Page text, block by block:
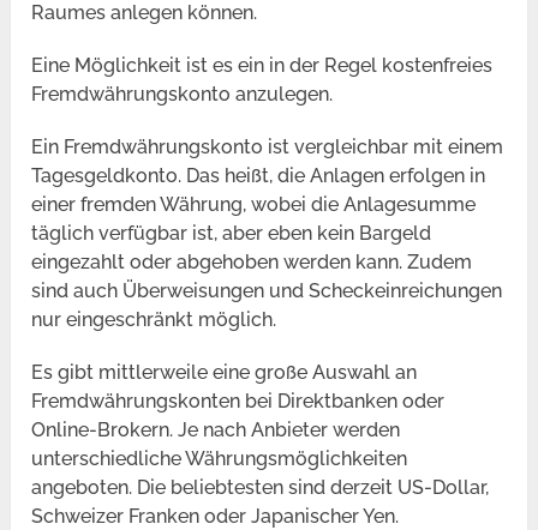
Raumes anlegen können.
Eine Möglichkeit ist es ein in der Regel kostenfreies
Fremdwährungskonto anzulegen.
Ein Fremdwährungskonto ist vergleichbar mit einem
Tagesgeldkonto. Das heißt, die Anlagen erfolgen in
einer fremden Währung, wobei die Anlagesumme
täglich verfügbar ist, aber eben kein Bargeld
eingezahlt oder abgehoben werden kann. Zudem
sind auch Überweisungen und Scheckeinreichungen
nur eingeschränkt möglich.
Es gibt mittlerweile eine große Auswahl an
Fremdwährungskonten bei Direktbanken oder
Online-Brokern. Je nach Anbieter werden
unterschiedliche Währungsmöglichkeiten
angeboten. Die beliebtesten sind derzeit US-Dollar,
Schweizer Franken oder Japanischer Yen.